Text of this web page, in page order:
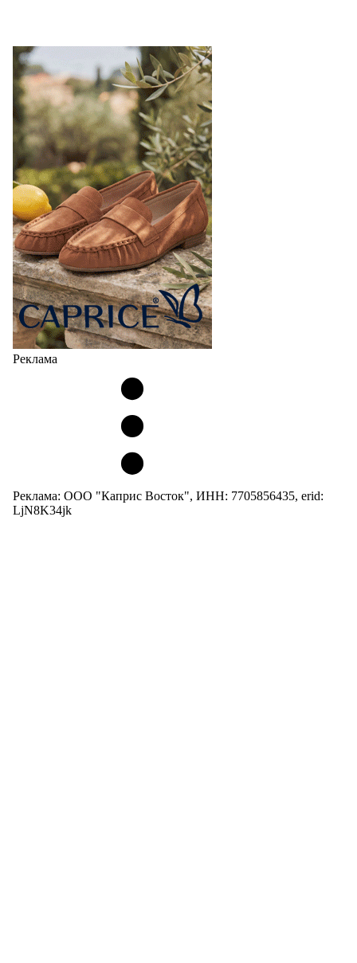
Реклама
Реклама: ООО "Каприс Восток", ИНН: 7705856435, erid:
LjN8K34jk